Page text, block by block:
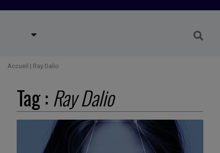
Accueil | Ray Dalio
Tag : Ray Dalio